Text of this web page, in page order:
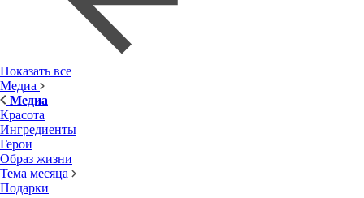
Показать все
Медиа
Медиа
Красота
Ингредиенты
Герои
Образ жизни
Тема месяца
Подарки